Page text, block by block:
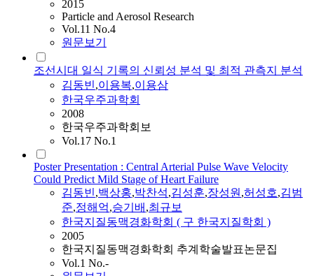
2015
Particle and Aerosol Research
Vol.11 No.4
원문보기
조선시대 일식 기록의 신뢰성 분석 및 최적 관측지 분석
김동빈,이용복,이용삼
한국우주과학회
2008
한국우주과학회보
Vol.17 No.1
Poster Presentation : Central Arterial Pulse Wave Velocity
Could Predict Mild Stage of Heart Failure
김동빈,백상홍,박찬석,김성훈,장성원,허성호,김범
준,정해억,승기배 ,최규보
한국지질동맥경화학회 ( 구 한국지질학회 )
2005
한국지질동맥경화학회 추계학술발표논문집
Vol.1 No.-